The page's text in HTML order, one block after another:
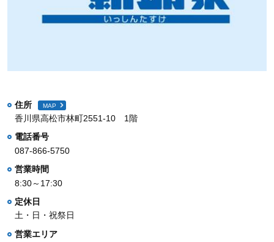
住所 MAP
香川県高松市林町2551-10 1階
電話番号
087-866-5750
営業時間
8:30～17:30
定休日
土・日・祝祭日
営業エリア